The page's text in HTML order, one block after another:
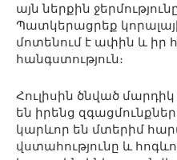
այն ներքին
Պատկերացրեք
մոտենում է ափին և իր
հանգստություն։
Հուլիսին ծնված
են իրենց
կարևոր են մտերիմ
վստահությունը և